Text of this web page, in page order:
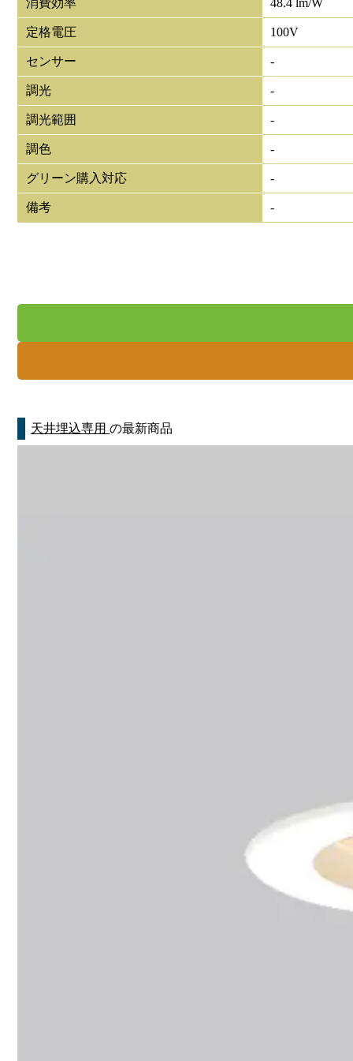
消費効率 48.4 lm/W
定格電圧 100V
センサー -
調光 -
調光範囲 -
調色 -
グリーン購入対応 -
備考 -
天井埋込専用の最新商品